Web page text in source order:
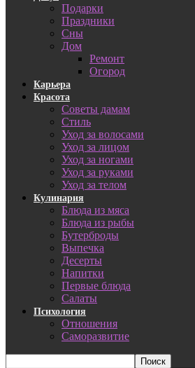
Подарки
Праздники
Сны
Дом
Ремонт
Огород
Карьера
Красота
Советы дамам
Стиль
Уход за волосами
Уход за лицом
Уход за ногами
Уход за руками
Уход за телом
Кулинария
Блюда из мяса
Блюда из рыбы
Бутерброды
Выпечка
Десерты
Напитки
Первые блюда
Салаты
Психология
Отношения
Саморазвитие